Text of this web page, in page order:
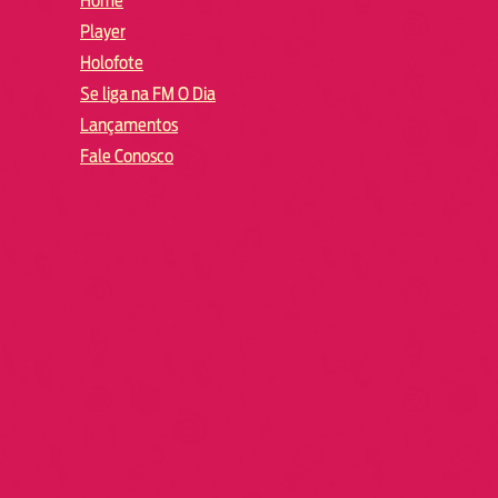
Player
Holofote
Se liga na FM O Dia
Lançamentos
Fale Conosco